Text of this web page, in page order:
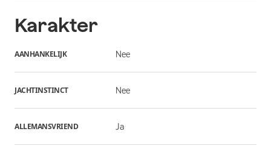
Karakter
AANHANKELIJK Nee
JACHTINSTINCT Nee
ALLEMANSVRIEND Ja